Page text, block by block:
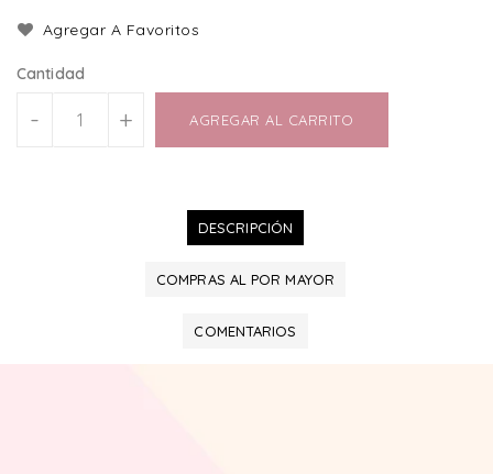
Agregar A Favoritos
Cantidad
- + AGREGAR AL CARRITO
DESCRIPCIÓN
COMPRAS AL POR MAYOR
COMENTARIOS